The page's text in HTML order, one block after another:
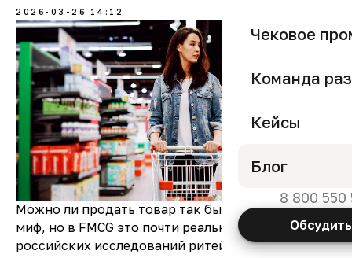
Чековое
Команда
Кейсы
Блог
8 800 550
2026-03-26 14:12
Можно ли продать товар так быстро? Звучит как
миф, но в FMCG это почти реальность. По данным
российских исследований ритейла, до 70%